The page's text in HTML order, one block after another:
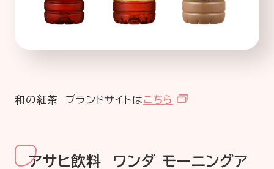
和の紅茶 ブランドサイトはこちら
アサヒ飲料 ワンダ モーニングア